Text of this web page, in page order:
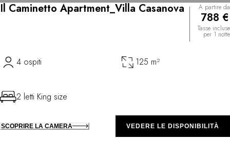
Il Caminetto Apartment_Villa Casanova A partire da
788 €
Tasse incluse
per 1 notte
4 ospiti 125 m²
2 letti King size
SCOPRIRE LA CAMERA VEDERE LE DISPONIBILITÀ